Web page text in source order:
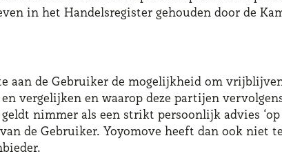
in het Handelsregister gehouden door de
aan de Gebruiker de mogelijkheid om
vergelijken en waarop deze partijen
nimmer als een strikt persoonlijk advies
de Gebruiker. Yoyomove heeft dan ook niet